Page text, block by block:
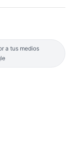
a tus medios